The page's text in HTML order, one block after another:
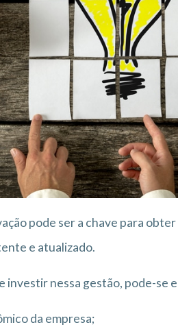
pode ser a chave para
e atualizado.
investir nessa gestão, pode-se
da empresa;